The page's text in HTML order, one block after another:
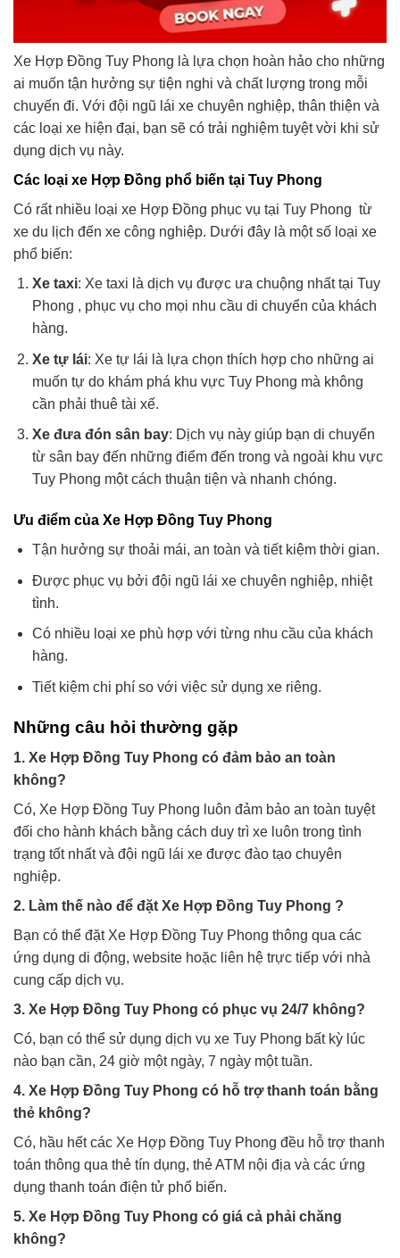
Xe Hợp Đồng Tuy Phong là lựa chọn hoàn hảo cho những
ai muốn tận hưởng sự tiện nghi và chất lượng trong mỗi
chuyến đi. Với đội ngũ lái xe chuyên nghiệp, thân thiện và
các loại xe hiện đại, bạn sẽ có trải nghiệm tuyệt vời khi sử
dụng dịch vụ này.
Các loại xe Hợp Đồng phổ biến tại Tuy Phong
Có rất nhiều loại xe Hợp Đồng phục vụ tại Tuy Phong từ
xe du lịch đến xe công nghiệp. Dưới đây là một số loại xe
phổ biến:
Xe taxi: Xe taxi là dịch vụ được ưa chuộng nhất tại Tuy
Phong , phục vụ cho mọi nhu cầu di chuyển của khách
hàng.
Xe tự lái: Xe tự lái là lựa chọn thích hợp cho những ai
muốn tự do khám phá khu vực Tuy Phong mà không
cần phải thuê tài xế.
Xe đưa đón sân bay: Dịch vụ này giúp bạn di chuyển
từ sân bay đến những điểm đến trong và ngoài khu vực
Tuy Phong một cách thuận tiện và nhanh chóng.
Ưu điểm của Xe Hợp Đồng Tuy Phong
Tận hưởng sự thoải mái, an toàn và tiết kiệm thời gian.
Được phục vụ bởi đội ngũ lái xe chuyên nghiệp, nhiệt
tình.
Có nhiều loại xe phù hợp với từng nhu cầu của khách
hàng.
Tiết kiệm chi phí so với việc sử dụng xe riêng.
Những câu hỏi thường gặp
1. Xe Hợp Đồng Tuy Phong có đảm bảo an toàn
không?
Có, Xe Hợp Đồng Tuy Phong luôn đảm bảo an toàn tuyệt
đối cho hành khách bằng cách duy trì xe luôn trong tình
trạng tốt nhất và đội ngũ lái xe được đào tạo chuyên
nghiệp.
2. Làm thế nào để đặt Xe Hợp Đồng Tuy Phong ?
Bạn có thể đặt Xe Hợp Đồng Tuy Phong thông qua các
ứng dụng di động, website hoặc liên hệ trực tiếp với nhà
cung cấp dịch vụ.
3. Xe Hợp Đồng Tuy Phong có phục vụ 24/7 không?
Có, bạn có thể sử dụng dịch vụ xe Tuy Phong bất kỳ lúc
nào bạn cần, 24 giờ một ngày, 7 ngày một tuần.
4. Xe Hợp Đồng Tuy Phong có hỗ trợ thanh toán bằng
thẻ không?
Có, hầu hết các Xe Hợp Đồng Tuy Phong đều hỗ trợ thanh
toán thông qua thẻ tín dụng, thẻ ATM nội địa và các ứng
dụng thanh toán điện tử phổ biến.
5. Xe Hợp Đồng Tuy Phong có giá cả phải chăng
không?